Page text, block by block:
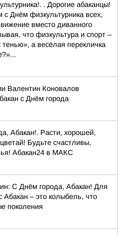
. Дорогие абаканцы!
с Днём физкультурника всех,
вместо диванного
что физкультура и спорт –
тенью», а весёлая перекличка
Валентин Коновалов
с Днём города
Абакан!. Расти, хорошей,
Будьте счастливы,
Абакан24 в МАКС
С Днём города, Абакан! Для
Абакан – это колыбель, что
поколения